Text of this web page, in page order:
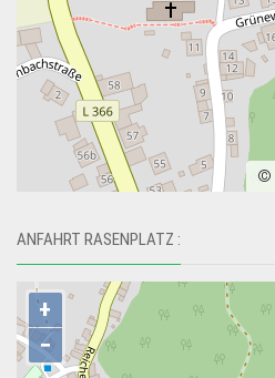
©
ANFAHRT RASENPLATZ :
+
−